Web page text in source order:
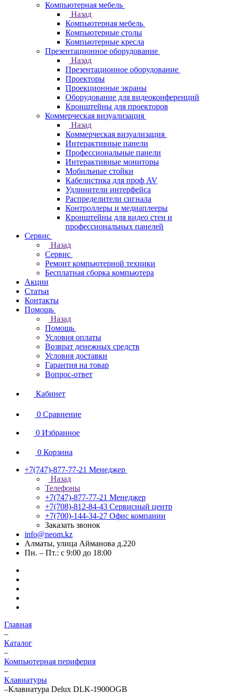
Компьютерная мебель
Назад
Компьютерная мебель
Компьютерные столы
Компьютерные кресла
Презентационное оборудование
Назад
Презентационное оборудование
Проекторы
Проекционные экраны
Оборудование для видеоконференций
Кронштейны для проекторов
Коммерческая визуализация
Назад
Коммерческая визуализация
Интерактивные панели
Профессиональные панели
Интерактивные мониторы
Мобильные стойки
Кабелистика для проф AV
Удлинители интерфейса
Распределители сигнала
Контроллеры и медиаплееры
Кронштейны для видео стен и
профессиональных панелей
Сервис
Назад
Сервис
Ремонт компьютерной техники
Бесплатная сборка компьютера
Акции
Статьи
Контакты
Помощь
Назад
Помощь
Условия оплаты
Возврат денежных средств
Условия доставки
Гарантия на товар
Вопрос-ответ
Кабинет
0 Сравнение
0 Избранное
0 Корзина
+7(747)-877-77-21 Менеджер
Назад
Телефоны
+7(747)-877-77-21 Менеджер
+7(708)-812-84-43 Сервисный центр
+7(700)-144-34-27 Офис компании
Заказать звонок
info@neom.kz
Алматы, улица Айманова д.220
Пн. – Пт.: с 9:00 до 18:00
Главная
–
Каталог
–
Компьютерная периферия
–
Клавиатуры
–Клавиатура Delux DLK-1900OGB